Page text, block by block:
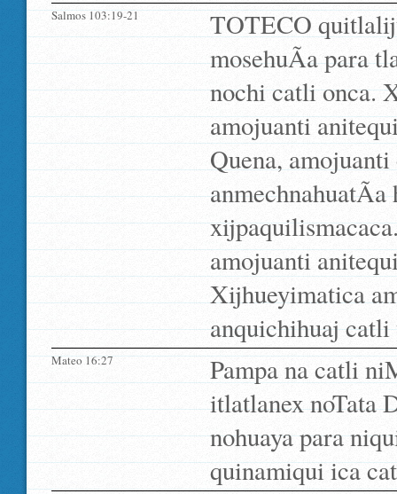
Salmos 103:19-21
TOTECO
mosehuÃ­a para
nochi catli onca.
amojuanti
Quena,
amojuanti
Xijhueyimatica
anquichihuaj catli
Mateo 16:27
Pampa na catli
itlatlanex noTata
nohuaya para
quinamiqui ica